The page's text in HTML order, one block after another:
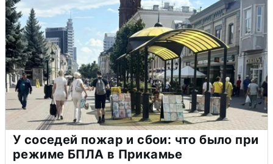
У соседей пожар и сбои: что было при
режиме БПЛА в Прикамье